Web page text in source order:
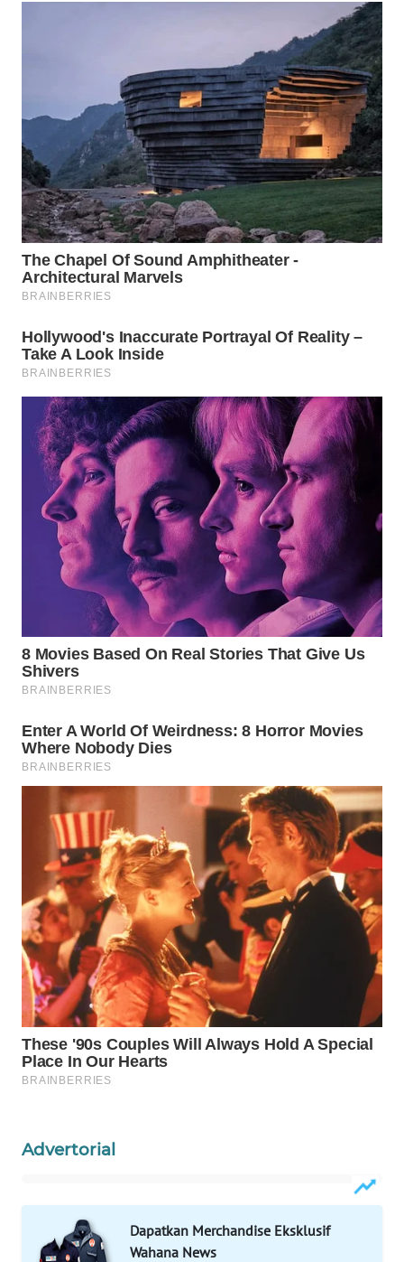
Advertorial
Dapatkan Merchandise Eksklusif
Wahana News
WN
MANDALIKA
WN
LIKUPANG
WN
LABUANBAJO
WN
BORNEO
Wahana
Media
WAHANA
NEWS
WAHANA
TANI
ADVOKAT
WAHANA
WAHANA
KONSUMEN
WAHANA
LISTRIK
WAHANA
TRAVEL
WAHANA
TV
WAHANANEWS
ID
WAHANANEWS
WAHANA
SPORT